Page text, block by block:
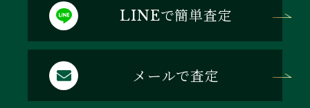
LINEで簡単査定
メールで査定